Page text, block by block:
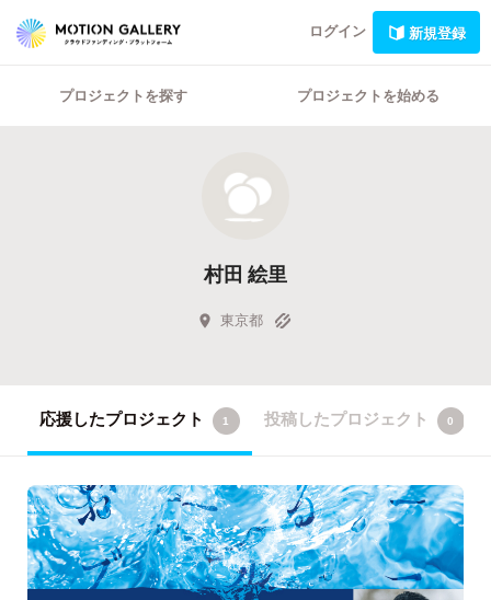
ログイン 新規登録
プロジェクトを探す プロジェクトを始める
村田 絵里
東京都
応援したプロジェクト 1 投稿したプロジェクト 0